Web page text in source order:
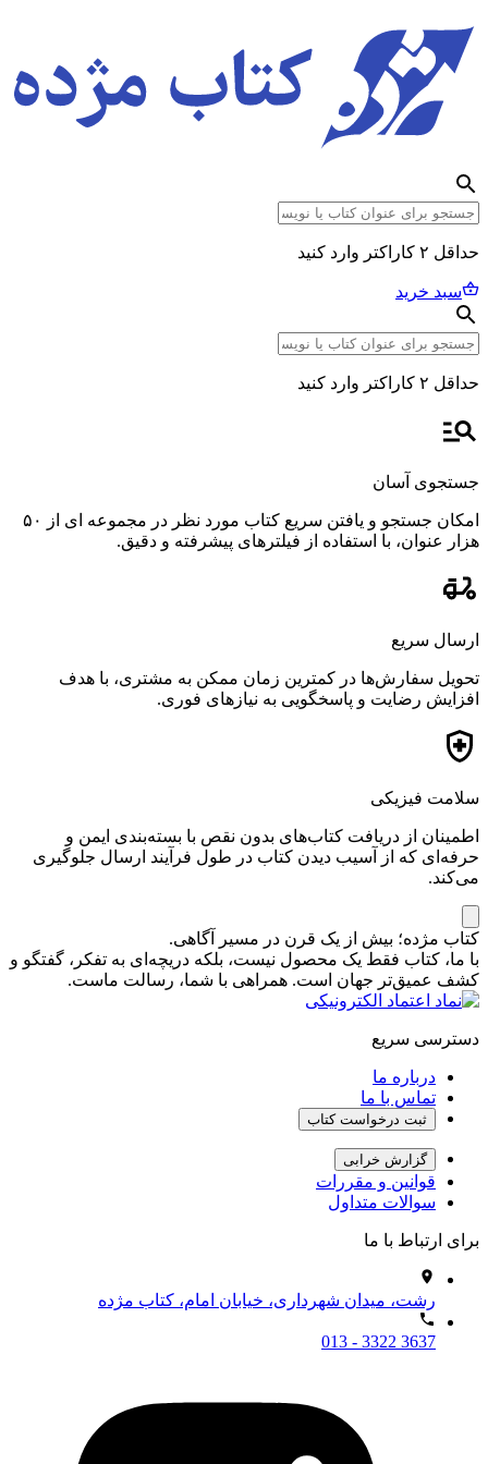
حداقل ۲ کاراکتر وارد کنید
سبد خرید
حداقل ۲ کاراکتر وارد کنید
جستجوی آسان
امکان جستجو و یافتن سریع کتاب مورد نظر در مجموعه ای از ۵۰
هزار عنوان، با استفاده از فیلترهای پیشرفته و دقیق.
ارسال سریع
تحویل سفارش‌ها در کمترین زمان ممکن به مشتری، با هدف
افزایش رضایت و پاسخگویی به نیازهای فوری.
سلامت فیزیکی
اطمینان از دریافت کتاب‌های بدون نقص با بسته‌بندی ایمن و
حرفه‌ای که از آسیب دیدن کتاب در طول فرآیند ارسال جلوگیری
می‌کند.
کتاب مژده؛ بیش از یک قرن در مسیر آگاهی.
با ما، کتاب فقط یک محصول نیست، بلکه دریچه‌ای به تفکر، گفتگو و
کشف عمیق‌تر جهان است. همراهی با شما، رسالت ماست.
دسترسی سریع
درباره ما
تماس با ما
ثبت درخواست کتاب
گزارش خرابی
قوانین و مقررات
سوالات متداول
برای ارتباط با ما
رشت، میدان شهرداری، خیابان امام، کتاب مژده
013 - 3322 3637